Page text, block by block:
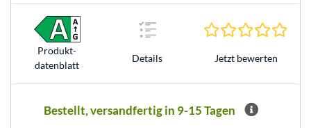
Produkt­
datenblatt
Details Jetzt bewerten
Bestellt, versandfertig in 9-15 Tagen